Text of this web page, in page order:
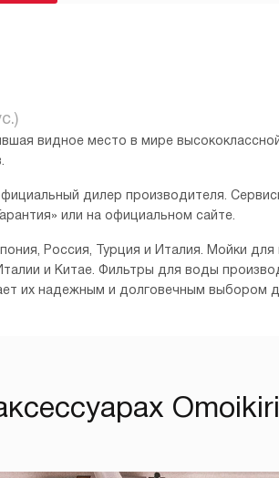
видное место в мире
дилер производителя.
или на официальном сайте.
Россия, Турция и Италия. Мойки
и Китае. Фильтры для воды
их надежным и долговечным выбором
Omoikiri